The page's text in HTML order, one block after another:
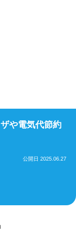
や電気代節約
公開日 2025.06.27